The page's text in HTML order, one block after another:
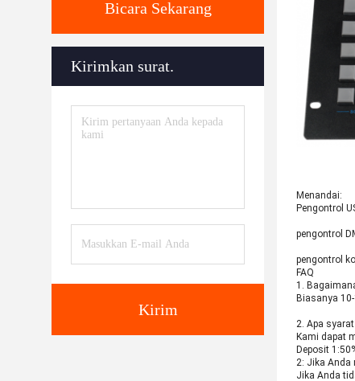
Bicara Sekarang
Kirimkan surat.
Kirim
Menandai:
Pengontrol
pengontrol
pengontrol
FAQ
1.
Biasanya
2. Apa
Kami dapat
Deposit
2: Jika Anda
Jika Anda